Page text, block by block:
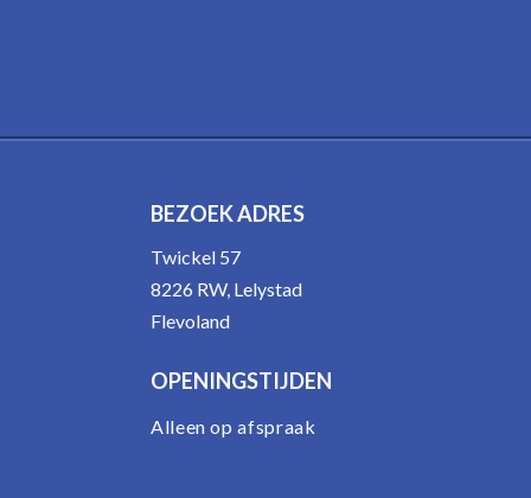
BEZOEK ADRES
Twickel 57
8226 RW, Lelystad
Flevoland
OPENINGSTIJDEN
Alleen op afspraak